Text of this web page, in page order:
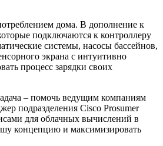
дома. В дополнение к
подключаются к контроллеру
системы, насосы бассейнов,
экрана с интуитивно
процесс зарядки своих
– помочь ведущим компаниям
подразделения Cisco Prosumer
для облачных вычислений в
концепцию и максимизировать